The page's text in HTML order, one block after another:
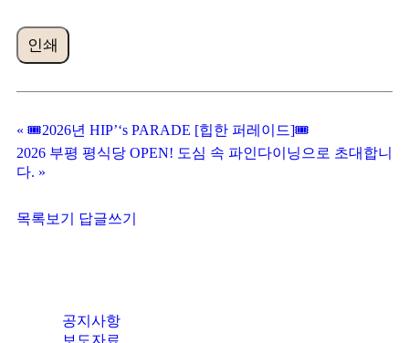
인쇄
« 🎟️2026년 HIP’‘s PARADE [힙한 퍼레이드]🎟️
2026 부평 평식당 OPEN! 도심 속 파인다이닝으로 초대합니
다. »
목록보기 답글쓰기
공지사항